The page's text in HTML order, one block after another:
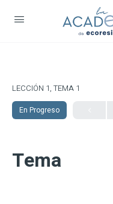
LECCIÓN 1, TEMA 1
En Progreso
Tema